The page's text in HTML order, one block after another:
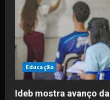
Educação
Ideb mostra avanço